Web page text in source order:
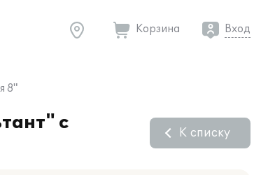
Корзина Вход
8"
с
К списку